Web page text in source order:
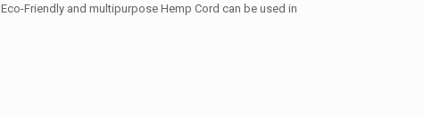
Friendly and multipurpose Hemp Cord can be used in